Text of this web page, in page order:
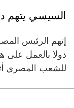
السيسي يتهم
إتهم الرئيس
دولا بالعمل
للشعب المصري